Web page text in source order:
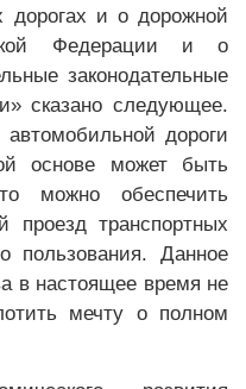
и о дорожной
Федерации и о
законодательные
сказано следующее.
дороги
основе может быть
можно обеспечить
проезд транспортных
пользования. Данное
в настоящее время не
мечту о полном